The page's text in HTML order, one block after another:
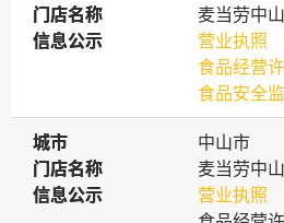
门店名称
门店名称
麦当劳中
信息公示
信息公示
营业执照
食品经营
食品安全
城市
城市
中山市
门店名称
门店名称
麦当劳中
信息公示
信息公示
营业执照